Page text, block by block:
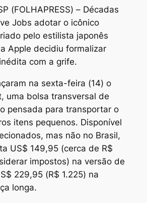
(FOLHAPRESS) – Décadas
Jobs adotar o icônico
pelo estilista japonês
Apple decidiu formalizar
com a grife.
na sexta-feira (14) o
uma bolsa transversal de
pensada para transportar o
itens pequenos. Disponível
mas não no Brasil,
US$ 149,95 (cerca de R$
impostos) na versão de
229,95 (R$ 1.225) na
longa.